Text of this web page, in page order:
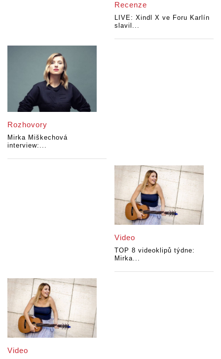
Recenze
LIVE: Xindl X ve Foru Karlín
slavil...
Rozhovory
Mirka Miškechová
interview:...
Video
TOP 8 videoklipů týdne:
Mirka...
Video